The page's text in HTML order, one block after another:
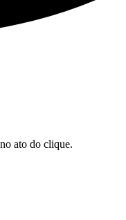
ato do clique.